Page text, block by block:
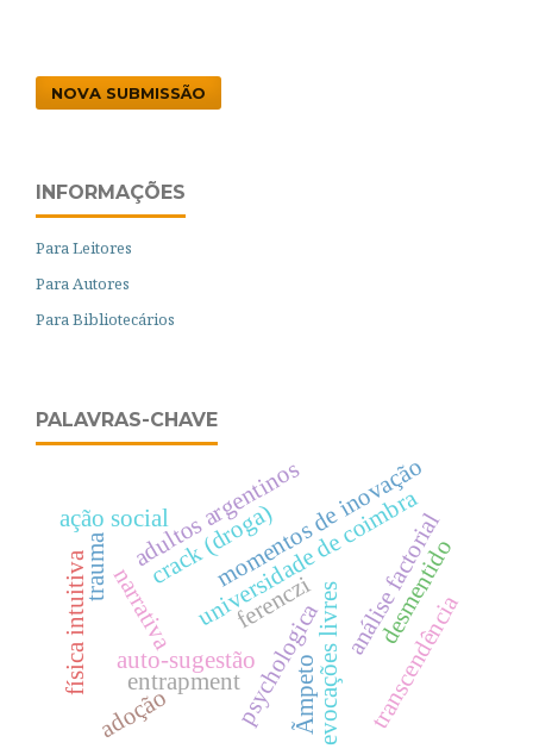
NOVA SUBMISSÃO
INFORMAÇÕES
Para Leitores
Para Autores
Para Bibliotecários
PALAVRAS-CHAVE
auto-sugestão
universidade de coimbra
psychologica
análise factorial
narrativa
momentos de inovação
entrapment evocações livres
crack (droga)
adultos argentinos
ação social
ferenczi
trauma desmentido
transcendência
física intuitiva Ãmpeto
adoção